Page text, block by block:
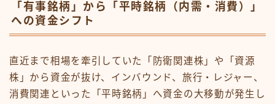
「有事銘柄」から「平時銘柄（内需・消費）」
への資金シフト
直近まで相場を牽引していた「防衛関連株」や「資源
株」から資金が抜け、インバウンド、旅行・レジャー、
消費関連といった「平時銘柄」へ資金の大移動が発生し